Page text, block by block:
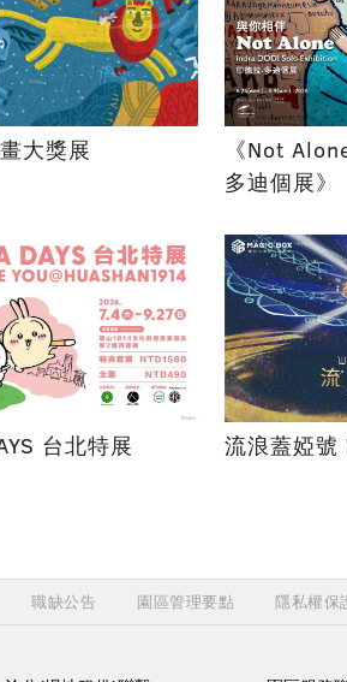
大獎展
《Not
多迪個展》
台北特展 流浪蓋婭號
職缺公告 園區管理要點 隱私權保